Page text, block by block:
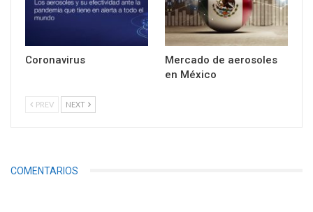
Coronavirus
Mercado de aerosoles
en México
PREV NEXT
COMENTARIOS